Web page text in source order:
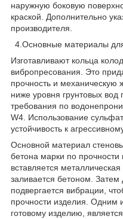
наружную боковую
краской. Дополнительно
производителя.
4.Основные материалы для
Изготавливают кольца
вибропресования. Это
прочность и механическую
ниже уровня грунтовых
требования по
W4. Использование
устойчивость к
Основной материал
бетона марки по
вставляется
заливается бетоном.
подвергается вибрации,
прочности изделия. Одним
готовому изделию,